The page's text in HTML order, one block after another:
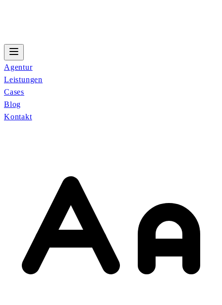
Agentur
Leistungen
Cases
Blog
Kontakt